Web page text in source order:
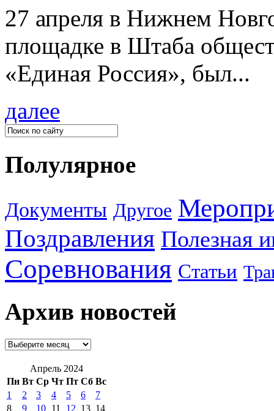
27 апреля в Нижнем
площадке в Штаба
«Единая Россия», был...
далее
Полулярное
Документы Другое
Поздравления Полезная
Соревнования Статьи
Архив новостей
Апрель 2024
Пн Вт Ср Чт Пт Сб Вс
1 2 3 4 5 6
7
8
9 10 11 12 13 14